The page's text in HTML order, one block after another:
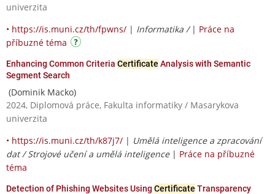
univerzita
• https://is.muni.cz/th/fpwns/ | Informatika / | Práce na
příbuzné téma
Enhancing Common Criteria Certificate Analysis with Semantic
Segment Search
(Dominik Macko)
2024, Diplomová práce, Fakulta informatiky / Masarykova
univerzita
• https://is.muni.cz/th/k87j7/ | Umělá inteligence a zpracování
dat / Strojové učení a umělá inteligence| Práce na příbuzné
téma
Detection of Phishing Websites Using Certificate Transparency